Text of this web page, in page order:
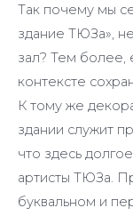
Так почему мы
здание ТЮЗа»,
зал? Тем более,
контексте
К тому же
здании служит
что здесь
артисты ТЮЗа.
буквальном и